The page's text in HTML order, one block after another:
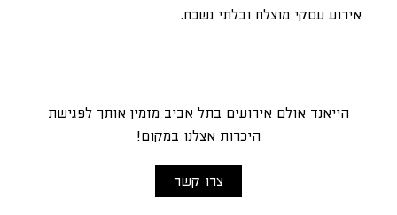
אירוע עסקי מוצלח ובלתי נשכח.
הייאנד אולם אירועים בתל אביב מזמין אותך לפגישת
היכרות אצלנו במקום!
צרו קשר